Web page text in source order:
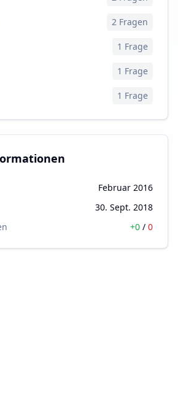
2 Fragen
1 Frage
1 Frage
1 Frage
Februar 2016
30. Sept. 2018
+0 / 0